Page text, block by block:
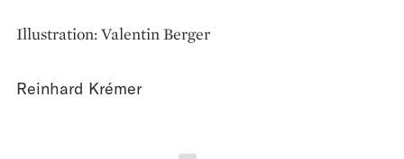
Illustration: Valentin Berger
Reinhard Krémer